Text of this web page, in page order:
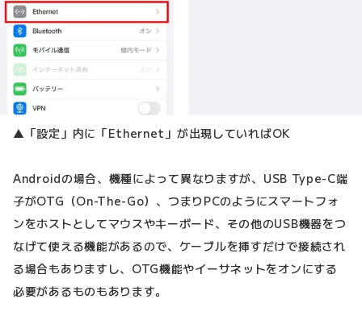
▲「設定」内に「Ethernet」が出現していればOK
Androidの場合、機種によって異なりますが、USB Type-C端
子がOTG（On-The-Go）、つまりPCのようにスマートフォ
ンをホストとしてマウスやキーボード、その他のUSB機器をつ
なげて使える機能があるので、ケーブルを挿すだけで接続され
る場合もありますし、OTG機能やイーサネットをオンにする
必要があるものもあります。